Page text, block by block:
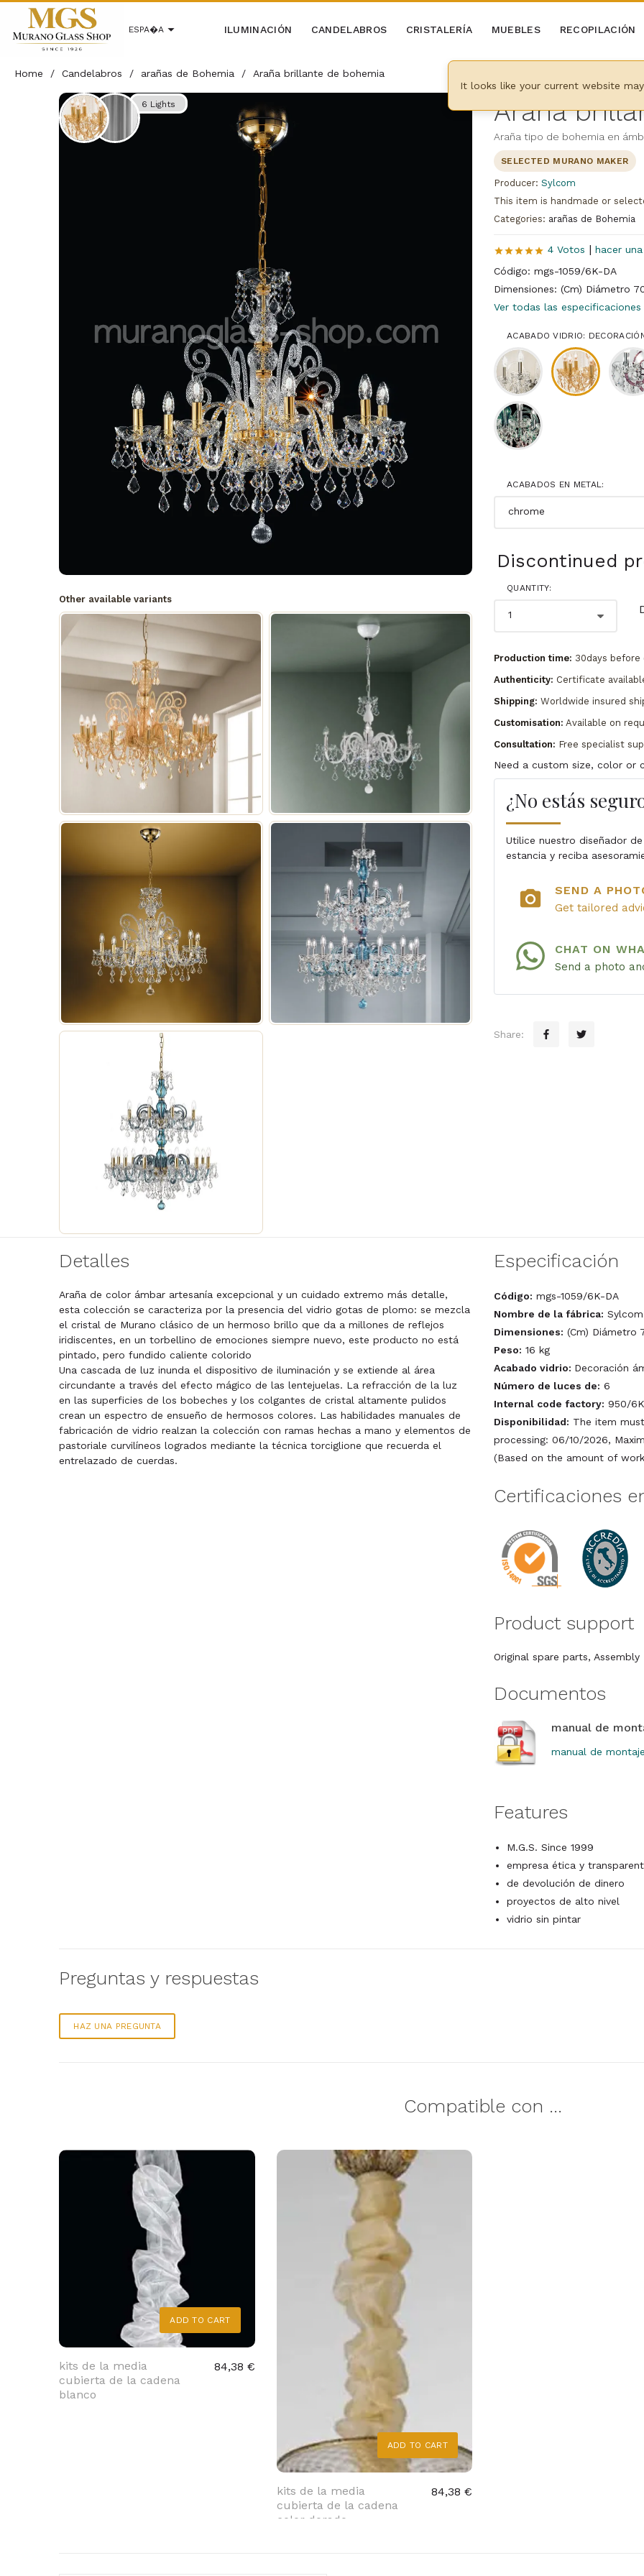
It looks like your current website
ESPA�A ILUMINACIÓN CANDELABROS CRISTALERÍA MUEBLES RECOPILACIÓN
Home / Candelabros / arañas de Bohemia / Araña brillante de bohemia
6 Lights
Other available variants
Araña
Araña tipo de bohemia en
SELECTED MURANO MAKER
Producer: Sylcom
This item is handmade or
Categories: arañas de Bohemia
4 Votos | hacer
Código: mgs-1059/6K-DA
Dimensiones: (Cm) Diámetro
Ver todas las especificaciones
ACABADO VIDRIO:
ACABADOS EN METAL:
Discontinued
QUANTITY:
Production time: 30days before
Authenticity: Certificate
Shipping: Worldwide insured
Customisation: Available on
Consultation: Free specialist
Need a custom size, color or
¿No estás
Utilice nuestro diseñador
estancia y reciba
photo_camera SEND A
Get tailored
CHAT ON
Send a photo
Share:
Detalles
Araña de color ámbar artesanía excepcional y un cuidado extremo más detalle,
esta colección se caracteriza por la presencia del vidrio gotas de plomo: se mezcla
el cristal de Murano clásico de un hermoso brillo que da a millones de reflejos
iridiscentes, en un torbellino de emociones siempre nuevo, este producto no está
pintado, pero fundido caliente colorido
Una cascada de luz inunda el dispositivo de iluminación y se extiende al área
circundante a través del efecto mágico de las lentejuelas. La refracción de la luz
en las superficies de los bobeches y los colgantes de cristal altamente pulidos
crean un espectro de ensueño de hermosos colores. Las habilidades manuales de
fabricación de vidrio realzan la colección con ramas hechas a mano y elementos de
pastoriale curvilíneos logrados mediante la técnica torciglione que recuerda el
entrelazado de cuerdas.
Especificación
Código: mgs-1059/6K-DA
Nombre de la fábrica: Sylcom
Dimensiones: (Cm) Diámetro
Peso: 16 kg
Acabado vidrio: Decoración
Número de luces de: 6
Internal code factory: 950/
Disponibilidad: The item
processing: 06/10/2026,
(Based on the amount of
Certificaciones
Product support
Original spare parts, Assembly
Documentos
manual de
manual de
Features
M.G.S. Since 1999
empresa ética y
de devolución de dinero
proyectos de alto nivel
vidrio sin pintar
Preguntas y respuestas
HAZ UNA PREGUNTA
Compatible con ...
ADD TO CART
kits de la media
cubierta de la cadena
blanco
84,38 €
ADD TO CART
kits de la media
cubierta de la cadena
color dorado
84,38 €